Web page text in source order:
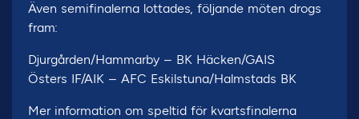
Även semifinalerna lottades, följande möten drogs
fram:
Djurgården/Hammarby – BK Häcken/GAIS
Östers IF/AIK – AFC Eskilstuna/Halmstads BK
Mer information om speltid för kvartsfinalerna